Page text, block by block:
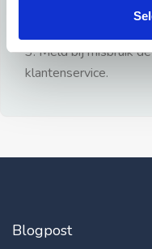
3: Meld bij misbruik
klantenservice.
Blogpost